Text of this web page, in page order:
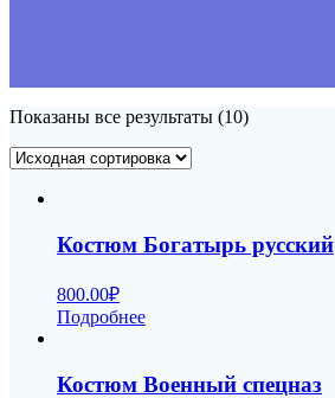
Показаны все результаты (10)
Костюм Богатырь русский
800.00₽
Подробнее
Костюм Военный спецназ